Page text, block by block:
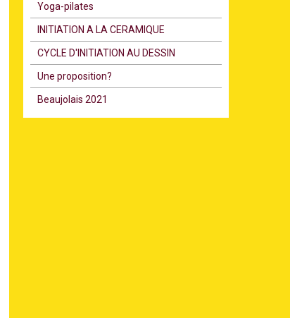
Υoga-pilates
INITIATION A LA CERAMIQUE
CYCLE D'INITIATION AU DESSIN
Une proposition?
Beaujolais 2021